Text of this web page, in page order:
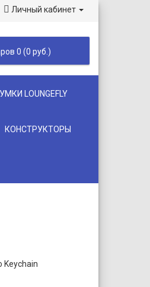
Личный кабинет
0 (0 руб.)
LOUNGEFLY
КОНСТРУКТОРЫ
Keychain